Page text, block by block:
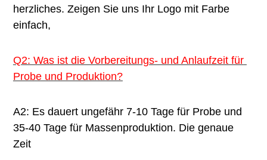
herzliches. Zeigen Sie uns Ihr Logo mit Farbe
einfach,
Q2: Was ist die Vorbereitungs- und Anlaufzeit für
Probe und Produktion?
A2: Es dauert ungefähr 7-10 Tage für Probe und
35-40 Tage für Massenproduktion. Die genaue
Zeit